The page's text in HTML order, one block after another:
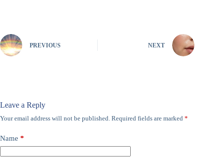
PREVIOUS NEXT
Leave a Reply
Your email address will not be published. Required fields are marked *
Name *